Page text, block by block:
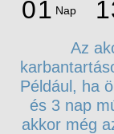
01 Nap
1
1
Az
Például, ha
és 3 nap
akkor még